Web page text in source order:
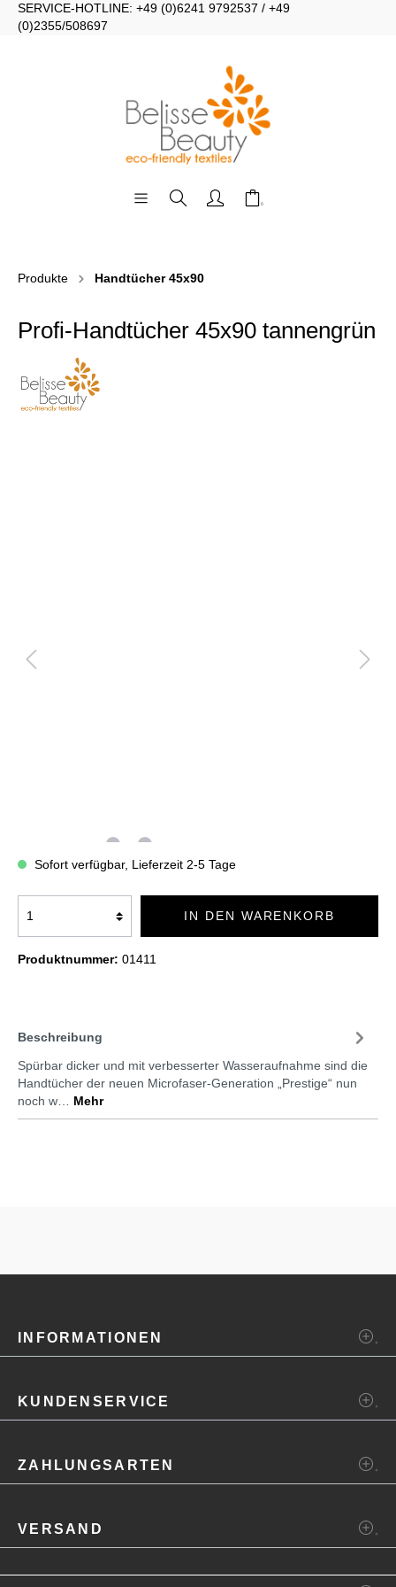
SERVICE-HOTLINE: +49 (0)6241 9792537 / +49
(0)2355/508697
Produkte Handtücher 45x90
Profi-Handtücher 45x90 tannengrün
Sofort verfügbar, Lieferzeit 2-5 Tage
IN DEN WARENKORB
Produktnummer: 01411
Beschreibung
Spürbar dicker und mit verbesserter Wasseraufnahme sind die
Handtücher der neuen Microfaser-Generation „Prestige“ nun
noch w… Mehr
INFORMATIONEN
KUNDENSERVICE
ZAHLUNGSARTEN
VERSAND